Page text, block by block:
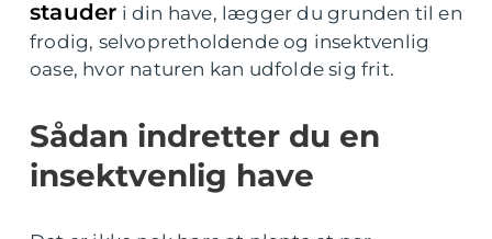
stauder i din have, lægger du grunden til en
frodig, selvopretholdende og insektvenlig
oase, hvor naturen kan udfolde sig frit.
Sådan indretter du en
insektvenlig have